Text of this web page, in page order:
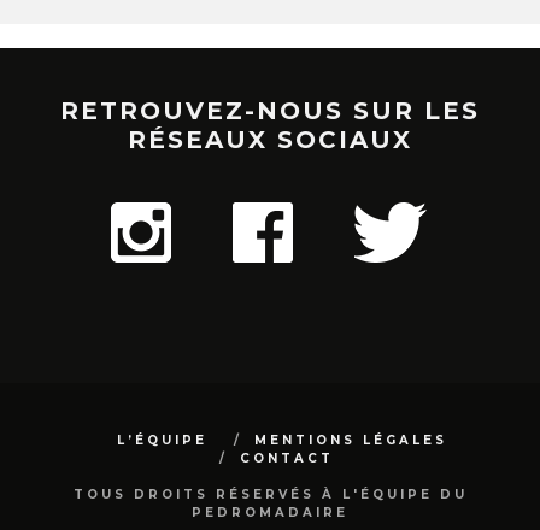
RETROUVEZ-NOUS SUR LES
RÉSEAUX SOCIAUX
L’ÉQUIPE
MENTIONS LÉGALES
CONTACT
TOUS DROITS RÉSERVÉS À L'ÉQUIPE DU
PEDROMADAIRE